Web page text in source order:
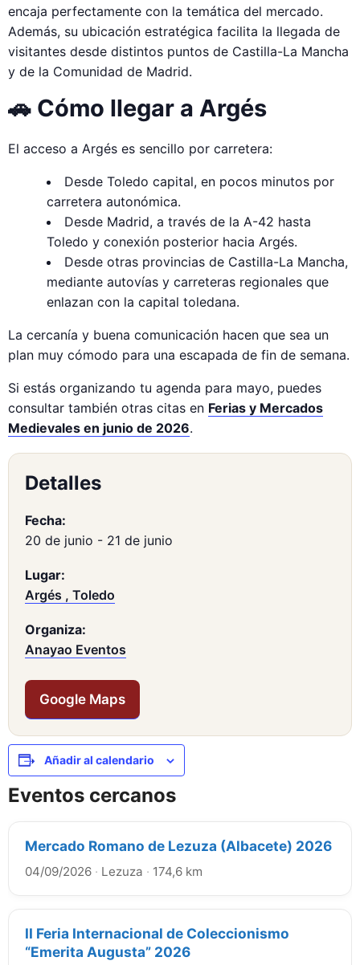
encaja perfectamente con la temática del mercado.
Además, su ubicación estratégica facilita la llegada de
visitantes desde distintos puntos de Castilla-La Mancha
y de la Comunidad de Madrid.
🚗 Cómo llegar a Argés
El acceso a Argés es sencillo por carretera:
Desde Toledo capital, en pocos minutos por
carretera autonómica.
Desde Madrid, a través de la A-42 hasta
Toledo y conexión posterior hacia Argés.
Desde otras provincias de Castilla-La Mancha,
mediante autovías y carreteras regionales que
enlazan con la capital toledana.
La cercanía y buena comunicación hacen que sea un
plan muy cómodo para una escapada de fin de semana.
Si estás organizando tu agenda para mayo, puedes
consultar también otras citas en Ferias y Mercados
Medievales en junio de 2026.
Detalles
Fecha:
20 de junio - 21 de junio
Lugar:
Argés , Toledo
Organiza:
Anayao Eventos
Google Maps
Añadir al calendario
Eventos cercanos
Mercado Romano de Lezuza (Albacete) 2026
04/09/2026 · Lezuza · 174,6 km
II Feria Internacional de Coleccionismo
“Emerita Augusta” 2026